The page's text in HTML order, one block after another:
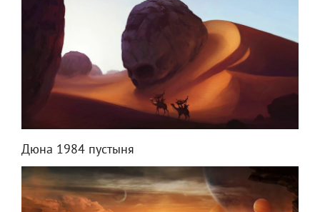
Дюна 1984 пустыня